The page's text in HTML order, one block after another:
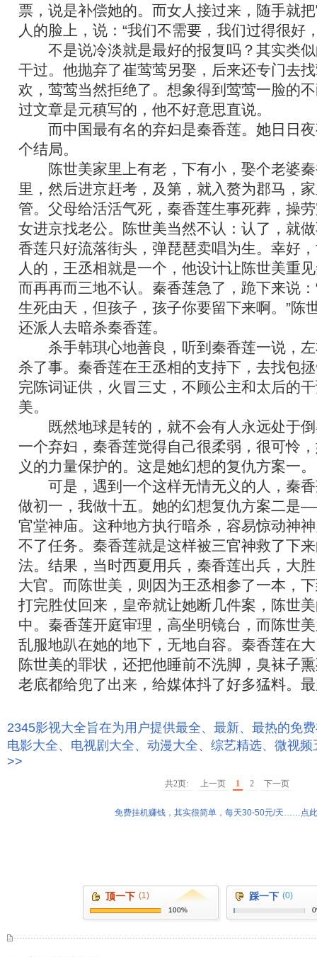
票，说是补偿她的。而女人接过来，随手就
人的脸上，说：“我们不需要，我们过得很好
不是说冷淡就是最好的报复吗？其实类似
干过。他抛弃了崔莺莺另娶，后来还专门去
欢，莺莺当然拒绝了。想象得到莺莺一脸的
过文章是元稹写的，他不好意思直说。
而中国最有名的弃妇是秦香莲。她日日夜
个结局。
陈世美家里上有老，下有小，娶个老婆秦
里，然后进京赶考，及第，就入赘为郡马，
管。父母给活活气死，秦香莲生事死葬，操
女进京找老公。陈世美当然不认：认了，就
香莲只好流落街头，弹琵琶卖唱为生。幸好
人的，王丞相就是一个，他设计让陈世美重
而再再而三地不认。秦香莲急了，跪下来说
生死由天，但孩子，孩子你要留下来啊。”陈
还派人去暗杀秦香莲。
杀手韩琪心地善良，听到秦香莲一说，左
杀了事。秦香莲在王丞相的支持下，去找包
完陈词证供，火冒三丈，不顾公主和太后的
美。
既然地球是转的，就不会有人永远处于倒
一个弃妇，秦香莲觉得自己很柔弱，很可怜
义的力量保护的。这是她幻想的复仇方案一。
可是，遇到一个这样无情无义的人，秦香
做初一，我做十五。她的幻想复仇方案二是
官堂神庙。这种地方执行暗杀，容易惊动神
不了任务。秦香莲就是这样被三官神救了下
法。结果，当时西夏用兵，秦香莲出兵，大
大官。而陈世美，则因为王丞相参了一本，
打完胜仗回来，皇帝就让她断几件案，陈世
中。秦香莲开庭审理，高坐明镜台，而陈世
乱服地趴在她的地下，无地自容。秦香莲在
陈世美的罪状，还把他睡前不洗脚，臭袜子
老底都给兜了出来，给媒体抖了好多猛料。
2345影视大全旨在为用户提供最全、最新、最热的免
电影大全、电视剧大全、动漫大全、综艺精选、微视
>>
共2页: 上一页 1 2 下一页
免费挂机赚钱，其实很简单，每天30-50元/天……点
顶一下 (1)
100%
踩一下 (0)